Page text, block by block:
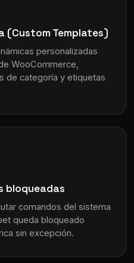
(Custom Templates)
personalizadas
WooCommerce,
de categoría y etiquetas
bloqueadas
comandos del sistema
queda bloqueado
sin excepción.